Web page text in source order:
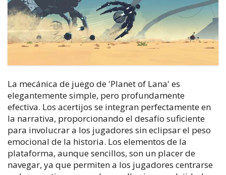
La mecánica de juego de 'Planet of Lana' es
elegantemente simple, pero profundamente
efectiva. Los acertijos se integran perfectamente en
la narrativa, proporcionando el desafío suficiente
para involucrar a los jugadores sin eclipsar el peso
emocional de la historia. Los elementos de la
plataforma, aunque sencillos, son un placer de
navegar, ya que permiten a los jugadores centrarse